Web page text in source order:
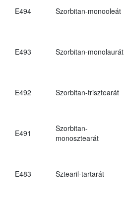
E494 Szorbitan-monooleát
E493 Szorbitan-monolaurát
E492 Szorbitan-trisztearát
E491
Szorbitan-
monosztearát
E483 Sztearil-tartarát